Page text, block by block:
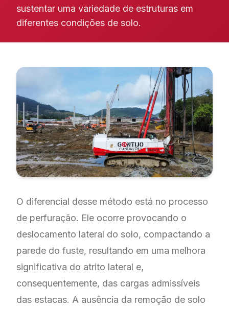
sustentar uma variedade de estruturas em
diferentes condições de solo.
O diferencial desse método está no processo
de perfuração. Ele ocorre provocando o
deslocamento lateral do solo, compactando a
parede do fuste, resultando em uma melhora
significativa do atrito lateral e,
consequentemente, das cargas admissíveis
das estacas. A ausência da remoção de solo